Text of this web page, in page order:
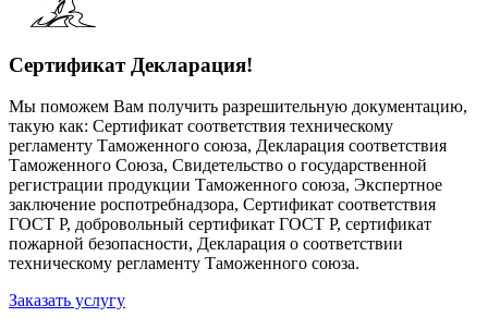
Сертификат Декларация!
Мы поможем Вам получить разрешительную документацию,
такую как: Сертификат соответствия техническому
регламенту Таможенного союза, Декларация соответствия
Таможенного Союза, Свидетельство о государственной
регистрации продукции Таможенного союза, Экспертное
заключение роспотребнадзора, Сертификат соответствия
ГОСТ Р, добровольный сертификат ГОСТ Р, сертификат
пожарной безопасности, Декларация о соответствии
техническому регламенту Таможенного союза.
Заказать услугу